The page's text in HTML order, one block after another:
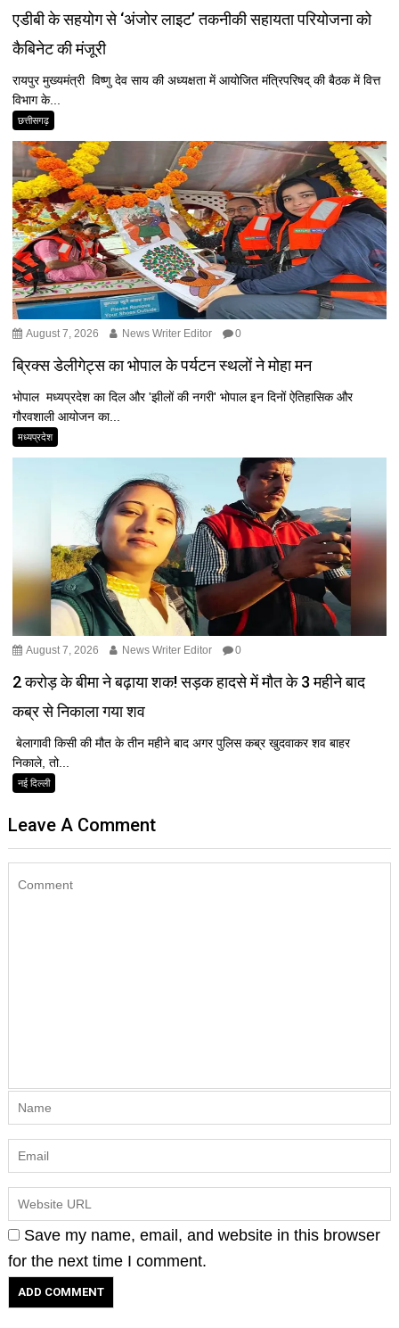
एडीबी के सहयोग से ‘अंजोर लाइट’ तकनीकी सहायता परियोजना को
कैबिनेट की मंजूरी
रायपुर मुख्यमंत्री विष्णु देव साय की अध्यक्षता में आयोजित मंत्रिपरिषद् की बैठक में वित्त
विभाग के...
छत्तीसगढ़
August 7, 2026 News Writer Editor 0
ब्रिक्स डेलीगेट्स का भोपाल के पर्यटन स्थलों ने मोहा मन
भोपाल मध्यप्रदेश का दिल और 'झीलों की नगरी' भोपाल इन दिनों ऐतिहासिक और
गौरवशाली आयोजन का...
मध्यप्रदेश
August 7, 2026 News Writer Editor 0
2 करोड़ के बीमा ने बढ़ाया शक! सड़क हादसे में मौत के 3 महीने बाद
कब्र से निकाला गया शव
बेलागावी किसी की मौत के तीन महीने बाद अगर पुलिस कब्र खुदवाकर शव बाहर
निकाले, तो...
नई दिल्ली
Leave A Comment
Save my name, email, and website in this browser
for the next time I comment.